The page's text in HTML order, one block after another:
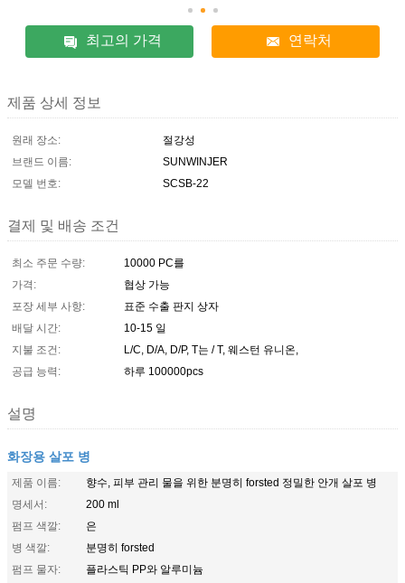
최고의 가격 연락처
제품 상세 정보
원래 장소:
절강성
브랜드 이름:
SUNWINJER
모델 번호:
SCSB-22
결제 및 배송 조건
최소 주문 수량:
10000 PC를
가격:
협상 가능
포장 세부 사항:
표준 수출 판지 상자
배달 시간:
10-15 일
지불 조건:
L/C, D/A, D/P, T는 / T, 웨스턴 유니온,
공급 능력:
하루 100000pcs
설명
화장용 살포 병
제품 이름:
향수, 피부 관리 물을 위한 분명히 forsted 정밀한 안개 살포 병
명세서:
200 ml
펌프 색깔:
은
병 색깔:
분명히 forsted
펌프 물자:
플라스틱 PP와 알루미늄